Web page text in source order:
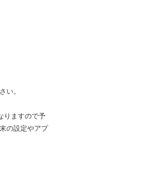
い。
りますので予
の設定やアプ